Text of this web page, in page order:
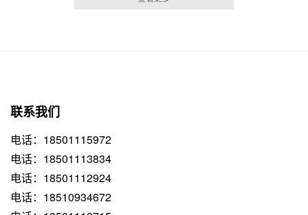
联系我们
电话：18501115972
电话：18501113834
电话：18501112924
电话：18510934672